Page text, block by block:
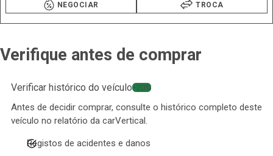
NEGOCIAR TROCA
Verifique antes de comprar
Verificar histórico do veículo−20%
Antes de decidir comprar, consulte o histórico completo deste
veículo no relatório da carVertical.
Registos de acidentes e danos